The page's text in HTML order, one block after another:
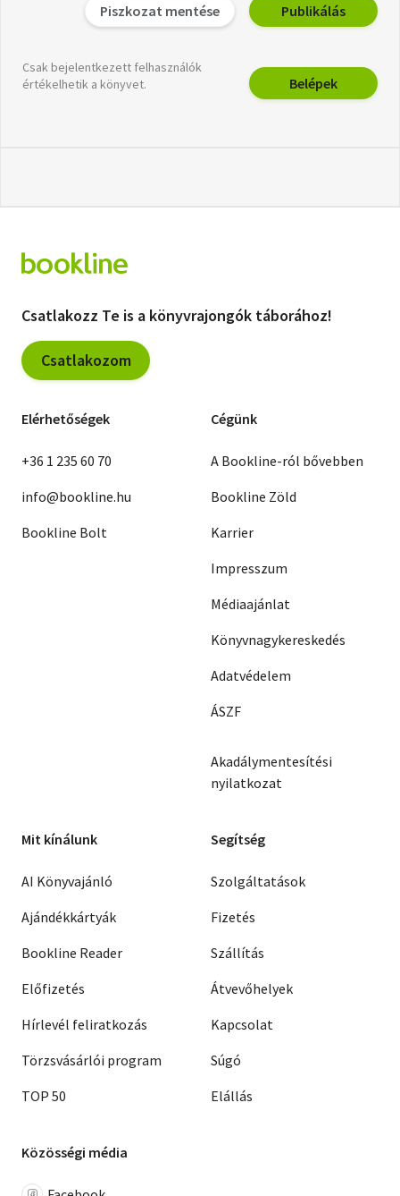
Piszkozat mentése Publikálás
Csak bejelentkezett felhasználók
értékelhetik a könyvet.
Belépek
Csatlakozz Te is a könyvrajongók táborához!
Csatlakozom
Elérhetőségek
+36 1 235 60 70
info@bookline.hu
Bookline Bolt
Cégünk
A Bookline-ról bővebben
Bookline Zöld
Karrier
Impresszum
Médiaajánlat
Könyvnagykereskedés
Adatvédelem
ÁSZF
Akadálymentesítési
nyilatkozat
Mit kínálunk
AI Könyvajánló
Ajándékkártyák
Bookline Reader
Előfizetés
Hírlevél feliratkozás
Törzsvásárlói program
TOP 50
Segítség
Szolgáltatások
Fizetés
Szállítás
Átvevőhelyek
Kapcsolat
Súgó
Elállás
Közösségi média